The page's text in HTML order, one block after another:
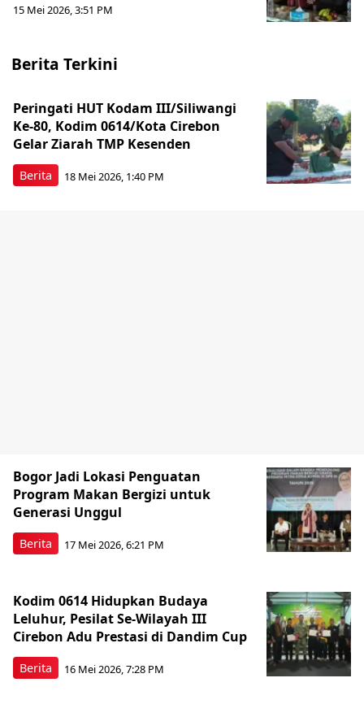
15 Mei 2026, 3:51 PM
Berita Terkini
Berita
Peringati HUT Kodam III/Siliwangi
Ke-80, Kodim 0614/Kota Cirebon
Gelar Ziarah TMP Kesenden
18 Mei 2026, 1:40 PM
Berita
Bogor Jadi Lokasi Penguatan
Program Makan Bergizi untuk
Generasi Unggul
17 Mei 2026, 6:21 PM
Berita
Kodim 0614 Hidupkan Budaya
Leluhur, Pesilat Se-Wilayah III
Cirebon Adu Prestasi di Dandim Cup
16 Mei 2026, 7:28 PM